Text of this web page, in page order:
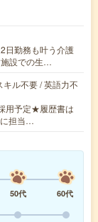
日勤務も叶う介護
施設での生…
ル不要 / 英語力不
用予定★履歴書は
担当…
50代
60代